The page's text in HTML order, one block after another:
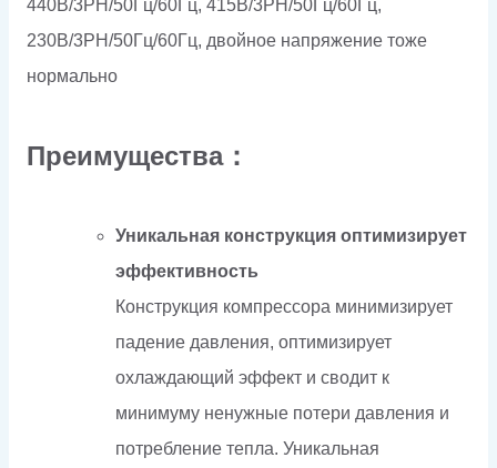
440В/3PH/50Гц/60Гц, 415В/3PH/50Гц/60Гц,
230В/3PH/50Гц/60Гц, двойное напряжение тоже
нормально
Преимущества：
Уникальная конструкция оптимизирует
эффективность
Конструкция компрессора минимизирует
падение давления, оптимизирует
охлаждающий эффект и сводит к
минимуму ненужные потери давления и
потребление тепла. Уникальная